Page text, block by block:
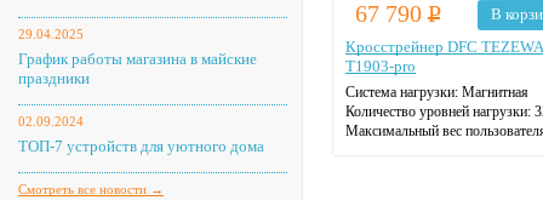
29.04.2025
График работы магазина в майские
праздники
02.09.2024
ТОП-7 устройств для уютного дома
Смотреть все новости →
67 790 Р
В
Кросстрейнер DFC
T1903-pro
Система нагрузки: Магнитная
Количество уровней нагрузки:
Максимальный вес